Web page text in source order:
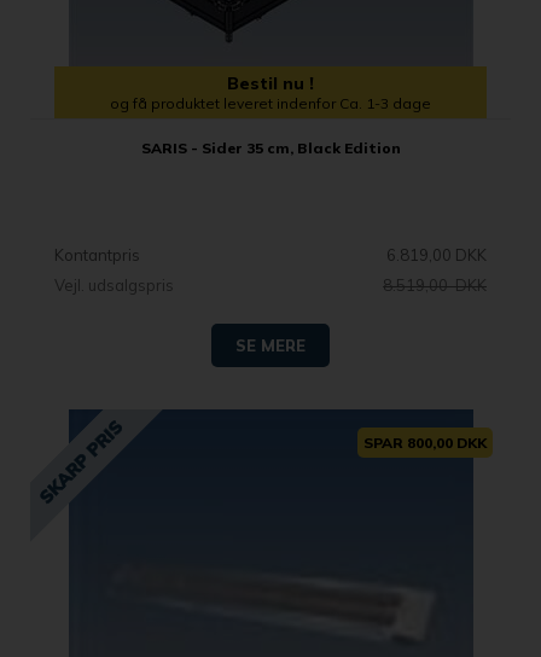
Bestil nu !
og få produktet leveret indenfor Ca. 1-3 dage
SARIS - Sider 35 cm, Black Edition
Kontantpris
6.819,00 DKK
Vejl. udsalgspris
8.519,00 DKK
SE MERE
SPAR 800,00 DKK